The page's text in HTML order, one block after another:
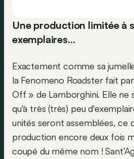
Une production limitée à
exemplaires…
Exactement comme sa
la Fenomeno Roadster fait
Off » de Lamborghini. Elle ne
qu'à très (très) peu
unités seront assemblées, ce
production encore deux fois
coupé du même nom !